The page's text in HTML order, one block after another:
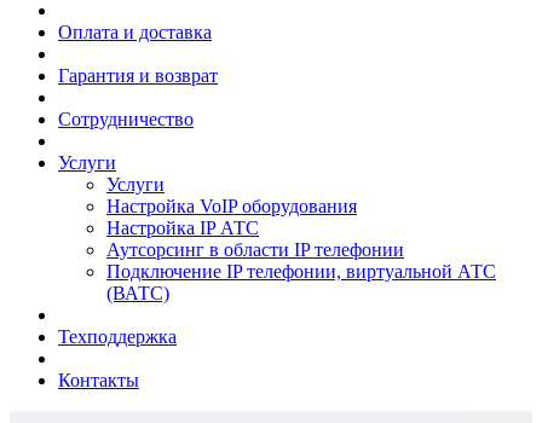
Оплата и доставка
Гарантия и возврат
Сотрудничество
Услуги
Услуги
Настройка VoIP оборудования
Настройка IP АТС
Аутсорсинг в области IP телефонии
Подключение IP телефонии, виртуальной АТС
(ВАТС)
Техподдержка
Контакты